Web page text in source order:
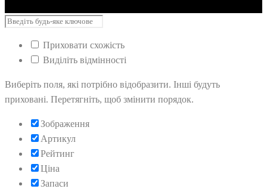
Приховати схожість
Виділіть відмінності
Виберіть поля, які потрібно відобразити. Інші будуть
приховані. Перетягніть, щоб змінити порядок.
Зображення
Артикул
Рейтинг
Ціна
Запаси